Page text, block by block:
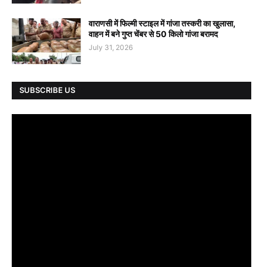
वाराणसी में फिल्मी स्टाइल में गांजा तस्करी का खुलासा,
वाहन में बने गुप्त चेंबर से 50 किलो गांजा बरामद
July 31, 2026
SUBSCRIBE US